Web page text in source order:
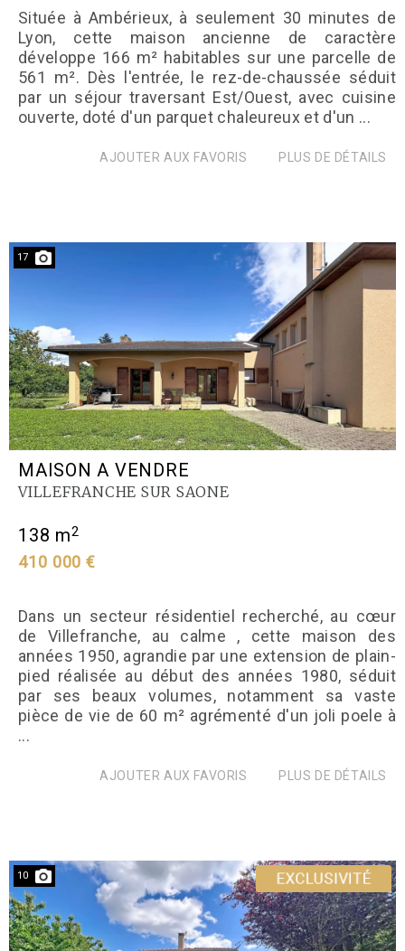
Située à Ambérieux, à seulement 30 minutes de
Lyon, cette maison ancienne de caractère
développe 166 m² habitables sur une parcelle de
561 m². Dès l'entrée, le rez-de-chaussée séduit
par un séjour traversant Est/Ouest, avec cuisine
ouverte, doté d'un parquet chaleureux et d'un ...
AJOUTER AUX FAVORIS PLUS DE DÉTAILS
17
MAISON A VENDRE
VILLEFRANCHE SUR SAONE
138 m2
410 000 €
Dans un secteur résidentiel recherché, au cœur
de Villefranche, au calme , cette maison des
années 1950, agrandie par une extension de plain-
pied réalisée au début des années 1980, séduit
par ses beaux volumes, notamment sa vaste
pièce de vie de 60 m² agrémenté d'un joli poele à
...
AJOUTER AUX FAVORIS PLUS DE DÉTAILS
10